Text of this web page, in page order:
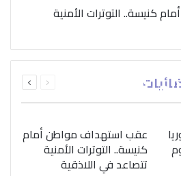
كنيسة.. التوترات الأمنية
الصفحةالصفحة
الدولي..
تؤكد
نهج متكامل
المخدرات
عقب استهداف مواطن أمام
كنيسة.. التوترات الأمنية
تتصاعد في اللاذقية